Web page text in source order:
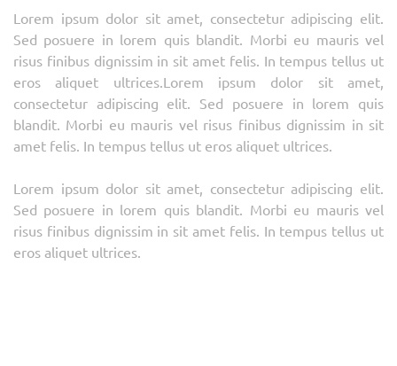
Lorem ipsum dolor sit amet, consectetur adipiscing elit.
Sed posuere in lorem quis blandit. Morbi eu mauris vel
risus finibus dignissim in sit amet felis. In tempus tellus ut
eros aliquet ultrices.Lorem ipsum dolor sit amet,
consectetur adipiscing elit. Sed posuere in lorem quis
blandit. Morbi eu mauris vel risus finibus dignissim in sit
amet felis. In tempus tellus ut eros aliquet ultrices.
Lorem ipsum dolor sit amet, consectetur adipiscing elit.
Sed posuere in lorem quis blandit. Morbi eu mauris vel
risus finibus dignissim in sit amet felis. In tempus tellus ut
eros aliquet ultrices.